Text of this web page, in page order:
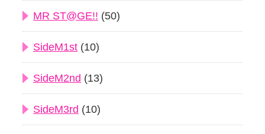
MR ST@GE!! (50)
SideM1st (10)
SideM2nd (13)
SideM3rd (10)